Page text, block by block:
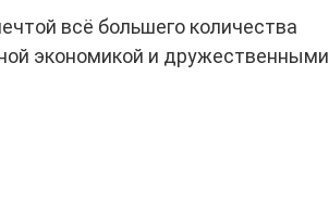
всё большего количества
экономикой и дружественными